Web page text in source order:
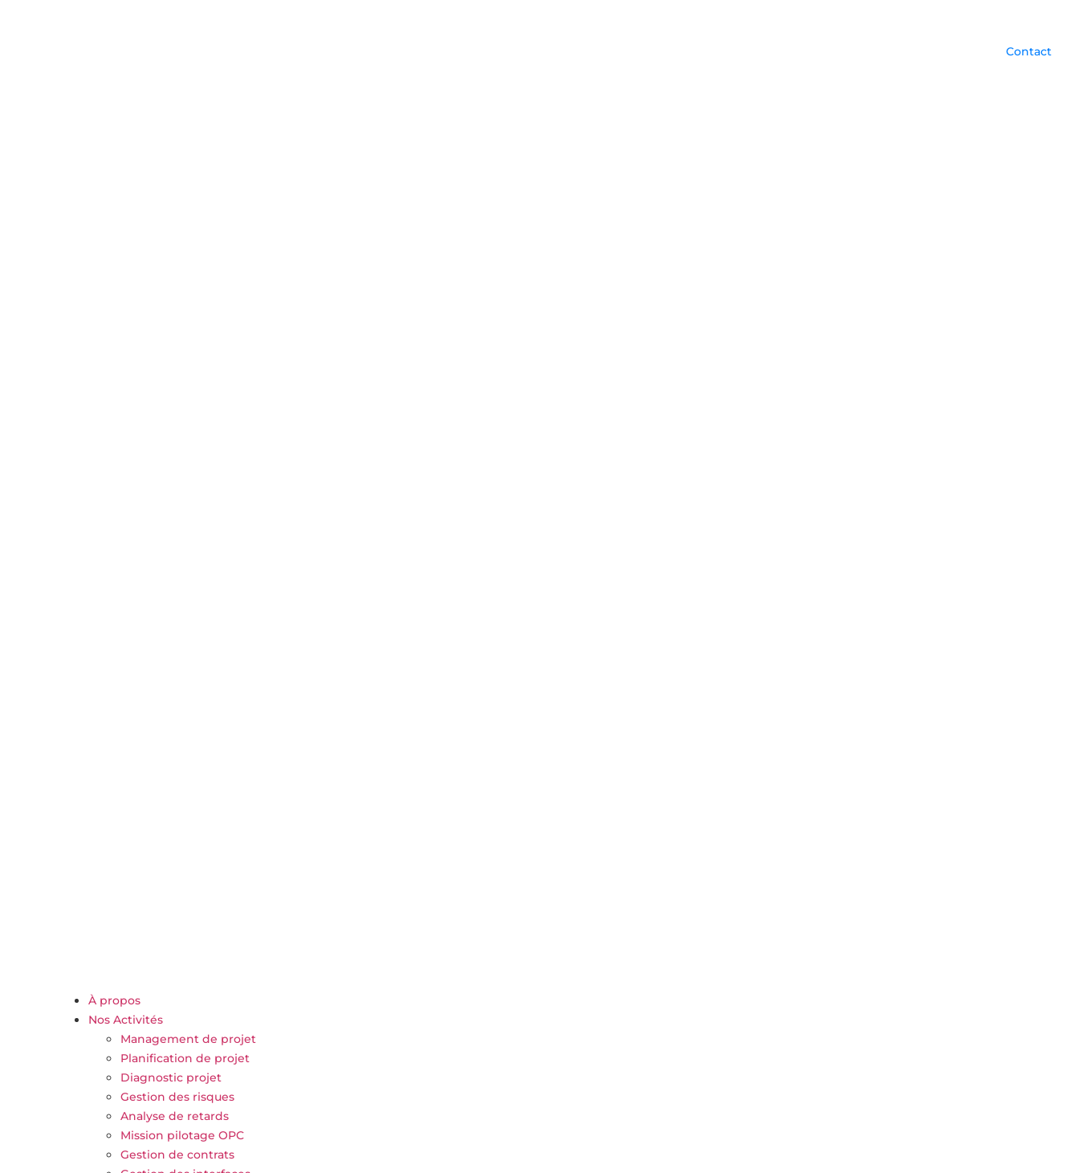
À propos
Nos Activités
Management de projet
Planification de projet
Diagnostic projet
Gestion des risques
Analyse de retards
Mission pilotage OPC
Gestion de contrats
Contact